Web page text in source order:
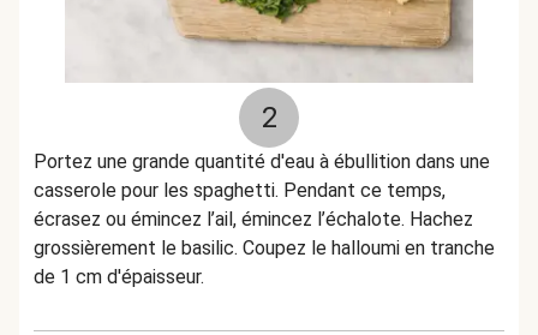
2
Portez une grande quantité d'eau à ébullition dans une
casserole pour les spaghetti. Pendant ce temps,
écrasez ou émincez l’ail, émincez l’échalote. Hachez
grossièrement le basilic. Coupez le halloumi en tranche
de 1 cm d'épaisseur.